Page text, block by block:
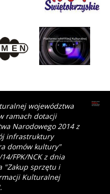
województwa
ramach dotacji
Narodowego 2014 z
infrastruktury
domów kultury"
FPK/NCK z dnia
"Zakup sprzętu i
Kulturalnej